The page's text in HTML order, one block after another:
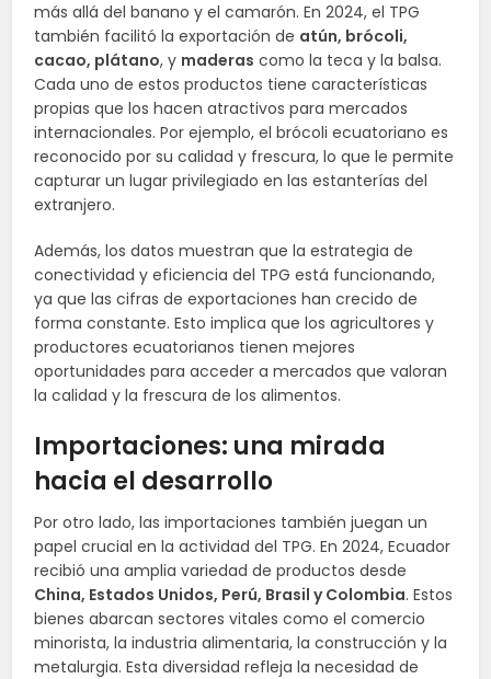
más allá del banano y el camarón. En 2024, el TPG
también facilitó la exportación de atún, brócoli,
cacao, plátano, y maderas como la teca y la balsa.
Cada uno de estos productos tiene características
propias que los hacen atractivos para mercados
internacionales. Por ejemplo, el brócoli ecuatoriano es
reconocido por su calidad y frescura, lo que le permite
capturar un lugar privilegiado en las estanterías del
extranjero.
Además, los datos muestran que la estrategia de
conectividad y eficiencia del TPG está funcionando,
ya que las cifras de exportaciones han crecido de
forma constante. Esto implica que los agricultores y
productores ecuatorianos tienen mejores
oportunidades para acceder a mercados que valoran
la calidad y la frescura de los alimentos.
Importaciones: una mirada
hacia el desarrollo
Por otro lado, las importaciones también juegan un
papel crucial en la actividad del TPG. En 2024, Ecuador
recibió una amplia variedad de productos desde
China, Estados Unidos, Perú, Brasil y Colombia. Estos
bienes abarcan sectores vitales como el comercio
minorista, la industria alimentaria, la construcción y la
metalurgia. Esta diversidad refleja la necesidad de